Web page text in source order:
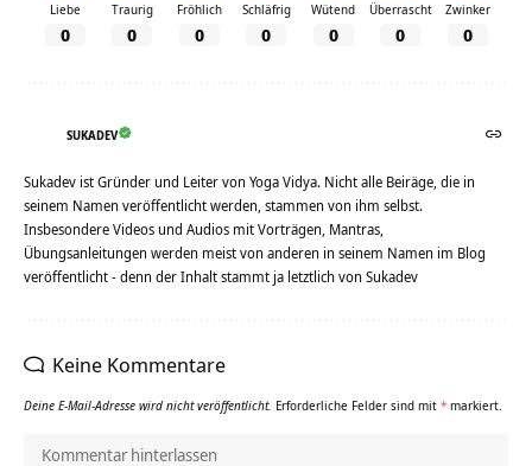
Liebe
0
Traurig
0
Fröhlich
0
Schläfrig
0
Wütend
0
Überrascht
0
Zwinker
0
SUKADEV
Sukadev ist Gründer und Leiter von Yoga Vidya. Nicht alle Beiräge, die in
seinem Namen veröffentlicht werden, stammen von ihm selbst.
Insbesondere Videos und Audios mit Vorträgen, Mantras,
Übungsanleitungen werden meist von anderen in seinem Namen im Blog
veröffentlicht - denn der Inhalt stammt ja letztlich von Sukadev
Keine Kommentare
Deine E-Mail-Adresse wird nicht veröffentlicht. Erforderliche Felder sind mit * markiert.